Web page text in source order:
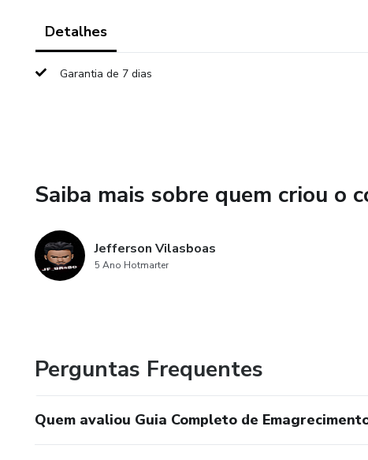
Detalhes
Garantia de 7 dias
Saiba mais sobre quem criou o
Jefferson Vilasboas
5 Ano Hotmarter
Perguntas Frequentes
Quem avaliou Guia Completo de